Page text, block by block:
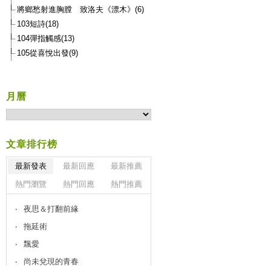
將鄉愁射進胸膛 致洛夫《漂木》(6)
103短詩(18)
104彈指觸感(13)
105從喜悅出發(9)
月曆
文章排行榜
最新發表 最新回應
最新推薦
熱門瀏覽
熱門回應 熱門推薦
夜思＆打翻前緣
拖延術
飄愛
尚未兌現的青春